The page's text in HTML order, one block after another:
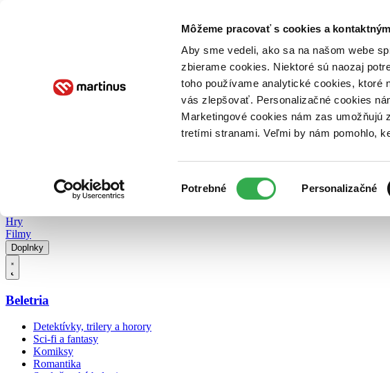
Môžeme pracovať s cookies a
Aby sme vedeli, ako sa na našom webe
zbierame cookies. Niektoré sú naozaj
toho používame analytické cookies, ktoré
vás zlepšovať. Personalizačné cookies
Marketingové cookies nám zas umožňujú
tretími stranami. Veľmi by nám pomohlo,
súhlasu
Potrebné Personalizačné
Poukážky Kontakt
Hry
Filmy
Doplnky
Beletria
Detektívky, trilery a horory
Sci-fi a fantasy
Komiksy
Romantika